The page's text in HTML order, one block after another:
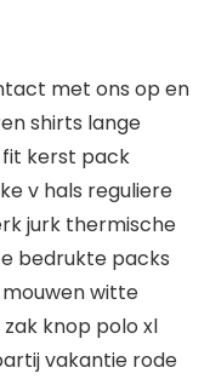
met ons op en
shirts lange
kerst pack
v hals reguliere
jurk thermische
bedrukte packs
witte
knop polo xl
vakantie rode